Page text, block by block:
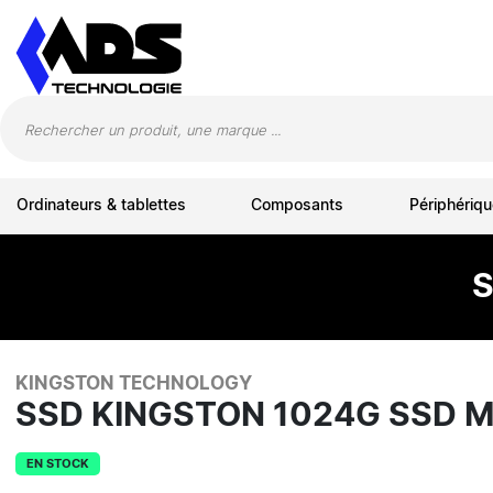
Ordinateurs & tablettes Composants
KINGSTON TECHNOLOGY
SSD KINGSTON 1024G SSD
EN STOCK